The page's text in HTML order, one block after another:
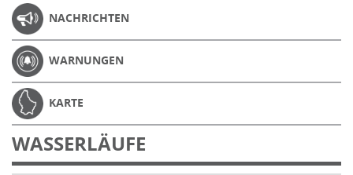
NACHRICHTEN
WARNUNGEN
KARTE
WASSERLÄUFE